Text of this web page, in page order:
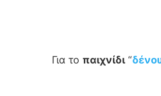
Για το παιχνίδι“